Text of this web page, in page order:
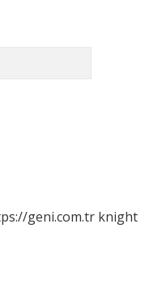
geni.com.tr knight